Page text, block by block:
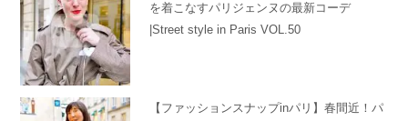
を着こなすパリジェンヌの最新コーデ
|Street style in Paris VOL.50
【ファッションスナップinパリ】春間近！パ